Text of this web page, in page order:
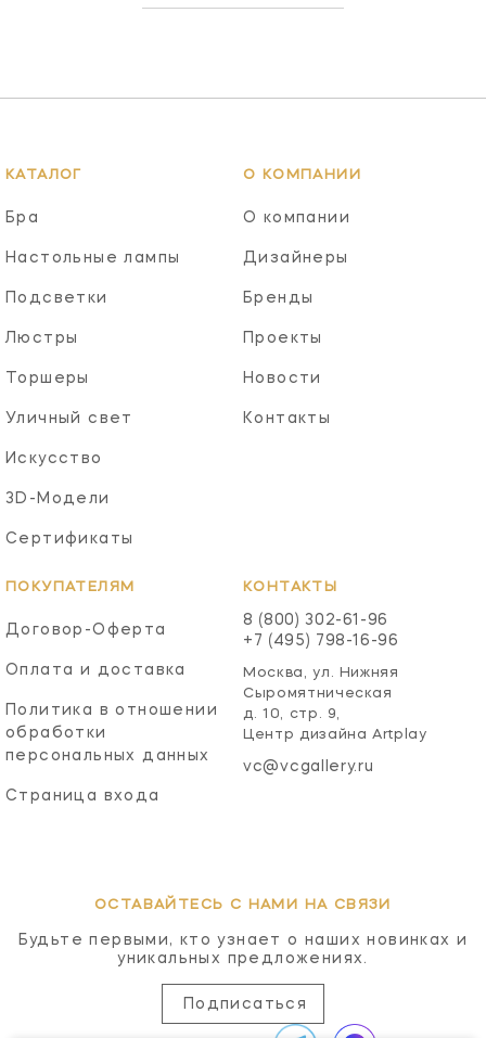
КАТАЛОГ
Бра
Настольные лампы
Подсветки
Люстры
Торшеры
Уличный свет
Искусство
3D-Модели
Сертификаты
О КОМПАНИИ
О компании
Дизайнеры
Бренды
Проекты
Новости
Контакты
ПОКУПАТЕЛЯМ
Договор-Оферта
Оплата и доставка
Политика в отношении
обработки
персональных данных
Страница входа
КОНТАКТЫ
8 (800) 302-61-96
+7 (495) 798-16-96
Москва, ул. Нижняя
Сыромятническая
д. 10, стр. 9,
Центр дизайна Artplay
vc@vcgallery.ru
ОСТАВАЙТЕСЬ С НАМИ НА СВЯЗИ
Будьте первыми, кто узнает о наших новинках и
уникальных предложениях.
Подписаться